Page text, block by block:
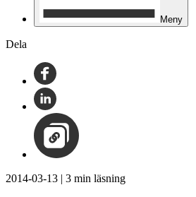
Meny
Dela
2014-03-13 | 3 min läsning